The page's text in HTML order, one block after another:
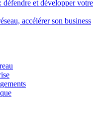
et développer votre
accélérer son business